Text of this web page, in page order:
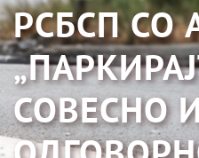
РСБСП СО
СОВЕСНО